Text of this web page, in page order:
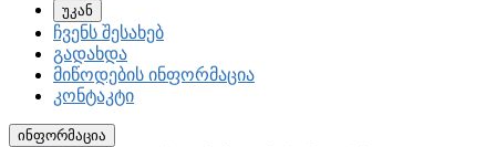
უკან
ჩვენს შესახებ
გადახდა
მიწოდების ინფორმაცია
კონტაკტი
ინფორმაცია